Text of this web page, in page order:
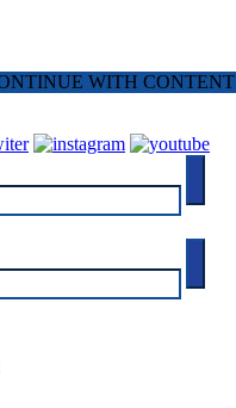
WITH CONTENT